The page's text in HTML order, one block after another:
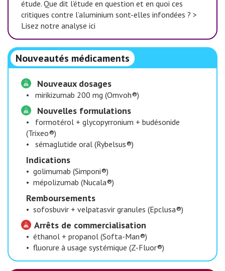
étude. Que dit l’étude en question et en quoi ces
critiques contre l’aluminium sont-elles infondées ? >
Lisez notre analyse ici
Nouveautés médicaments
Nouveaux dosages
• mirikizumab 200 mg (Omvoh®)
Nouvelles formulations
•
formotérol + glycopyrronium + budésonide
(Trixeo®)
•
sémaglutide oral (Rybelsus®)
Indications
• golimumab (Simponi®)
• mépolizumab (Nucala®)
Remboursements
• sofosbuvir + velpatasvir granules (Epclusa®)
Arrêts de commercialisation
• éthanol + propanol (Softa-Man®)
• fluorure à usage systémique (Z-Fluor®)